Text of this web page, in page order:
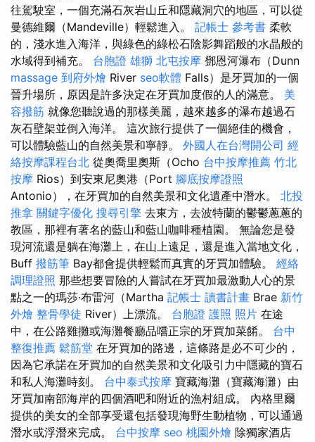
往駕駛室，一個充滿石灰岩山丘和隱藏洞穴的地區，可以從
曼德維爾（Mandeville）輕鬆進入。 記帳士 參考書 柔軟
的，淺水進入海洋，與綠色的綠松石陰影舞蹈般的水晶般的
水域得到補充。 台胞證 雄獅 北屯按摩 鄧恩河瀑布（Dunn
massage 到府外燴 River seo軟體 Falls）是牙買加的一個
晉升場所，原因是許多決定在牙買加度假的人的滿意。 美
容撥筋 就像您聽說過的那樣美麗，越來越多的瀑布越過石
灰石壁架並倒入海洋。 這次旅行提供了一個絕佳的機會，
可以體驗藍山的自然美景和寧靜。 外國人在台灣開公司 經
絡按摩課程台北 從奧喬里奧斯（Ocho 台中按摩推薦 竹北
按摩 Rios）到安東尼奧港（Port 腳底按摩證照
Antonio），在牙買加的自然美景和文化遺產中潛水。 北投
推拿 關鍵字優化 搜尋引擎 去東方，去波特蘭的鬱鬱蔥蔥的
教區，那裡有著名的藍山和藍山咖啡種植園。 無論您是發
現河流還是躺在海灘上，在山上遠足，還是進入當地文化，
Buff 撥筋筆 Bay都會提供輕鬆而真實的牙買加體驗。 經絡
調理證照 那些想要冒險的人嘗試在牙買加最激動人心的景
點之一的瑪莎·布雷河（Martha 記帳士 讀書計畫 Brae 新竹
外燴 整骨學徒 River）上漂流。 台胞證 護照 照片 在途
中，在公路雞攤或海灘餐廳品嚐正宗的牙買加菜餚。 台中
整復推薦 鬆筋堂 在牙買加的路邊，這條路是必不可少的，
因為它承諾在牙買加的自然美景和文化吸引力中隱藏的寶石
和私人海灘時刻。 台中泰式按摩 寶藏海灘（寶藏海灘）由
牙買加南部海岸的四個酒吧和附近的漁村組成。 內格里爾
提供的美女的全部享受還包括發現海野生動植物，可以通過
潛水或浮潛來完成。 台中按摩 seo 桃園外燴 除獨家酒店